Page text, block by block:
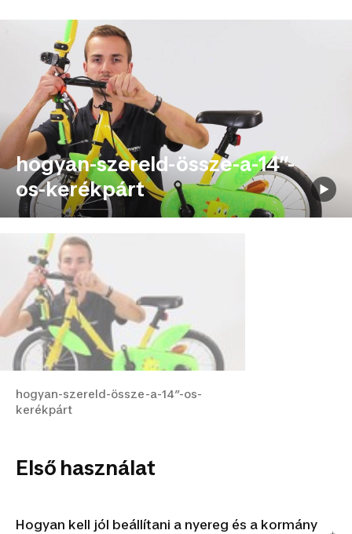
hogyan-szereld-össze-a-14”-
os-kerékpárt
hogyan-szereld-össze-a-14”-os-
kerékpárt
Első használat
Hogyan kell jól beállítani a nyereg és a kormány